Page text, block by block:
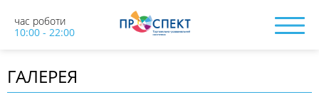
час роботи
10:00 - 22:00
ГАЛЕРЕЯ